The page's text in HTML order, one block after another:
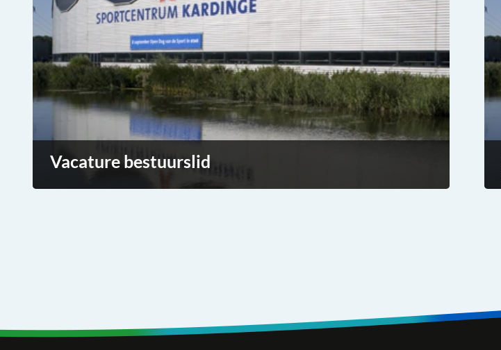
Vacature bestuurslid